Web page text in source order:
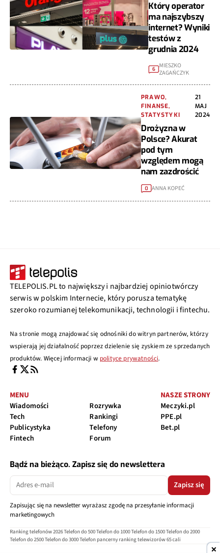
Który operator
ma najszybszy
internet? Wyniki
testów z
grudnia 2024
6 MIESZKO
ZAGAŃCZYK
PRAWO,
FINANSE,
STATYSTYKI
21
MAJ
2024
Drożyzna w
Polsce? Akurat
pod tym
względem mogą
nam zazdrościć
0 ANNA KOPEĆ
TELEPOLIS.PL to największy i najbardziej opiniotwórczy
serwis w polskim Internecie, który porusza tematykę
szeroko rozumianej telekomunikacji, technologii i fintechu.
Na stronie mogą znajdować się odnośniki do witryn partnerów, którzy
wspierają jej działalność poprzez dzielenie się zyskiem ze sprzedanych
produktów. Więcej informacji w polityce prywatności.
MENU
Wiadomości
Tech
Publicystyka
Fintech
Rozrywka
Rankingi
Telefony
Forum
NASZE STRONY
Meczyki.pl
PPE.pl
Bet.pl
Bądź na bieżąco. Zapisz się do newslettera
Zapisz się
Zapisując się na newsletter wyrażasz zgodę na przesyłanie informacji
marketingowych
Ranking telefonów 2026Telefon do 500Telefon do 1000Telefon do 1500Telefon do 2000
Telefon do 2500Telefon do 3000Telefon pancerny ranking telewizorów 65 cali